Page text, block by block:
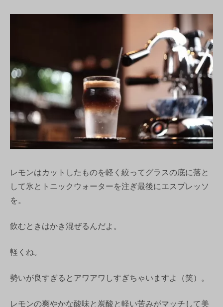
レモンはカットしたものを軽く絞ってグラスの底に落と
して氷とトニックウォーターを注ぎ最後にエスプレッソ
を。
飲むときはかき混ぜるんだよ。
軽くね。
勢いが良すぎるとアワアワしすぎちゃいますよ（笑）。
レモンの爽やかな酸味と炭酸と軽い苦みがマッチして美